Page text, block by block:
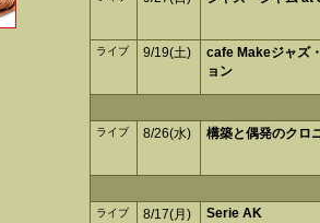
ライブ 9/19(土)
cafe Makeジャズ
ョン
ライブ 8/26(水) 構築と偶発のクロ
ライブ 8/17(月) Serie AK